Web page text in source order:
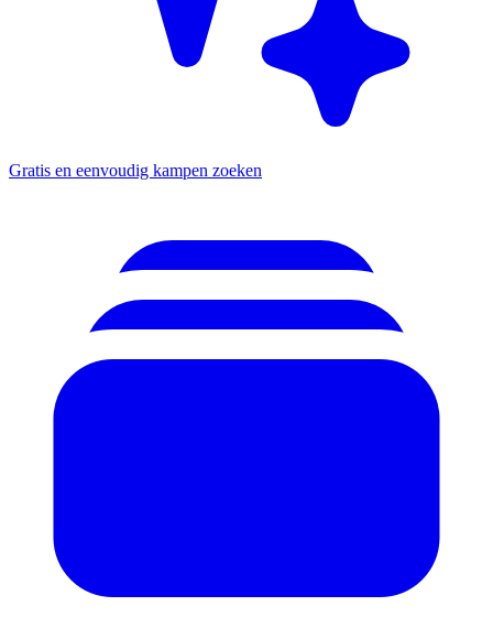
Gratis en eenvoudig kampen zoeken